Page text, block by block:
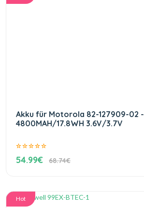
Akku für Motorola 82-127909-02 -
4800MAH/17.8WH 3.6V/3.7V
54.99€ 68.74€
Hot